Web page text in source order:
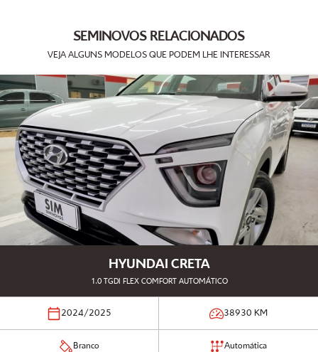
SEMINOVOS RELACIONADOS
VEJA ALGUNS MODELOS QUE PODEM LHE INTERESSAR
HYUNDAI CRETA
1.0 TGDI FLEX COMFORT AUTOMÁTICO
2024/2025 38930 KM
Branco Automática